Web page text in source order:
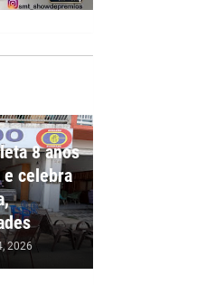
8 anos
e celebra
2026